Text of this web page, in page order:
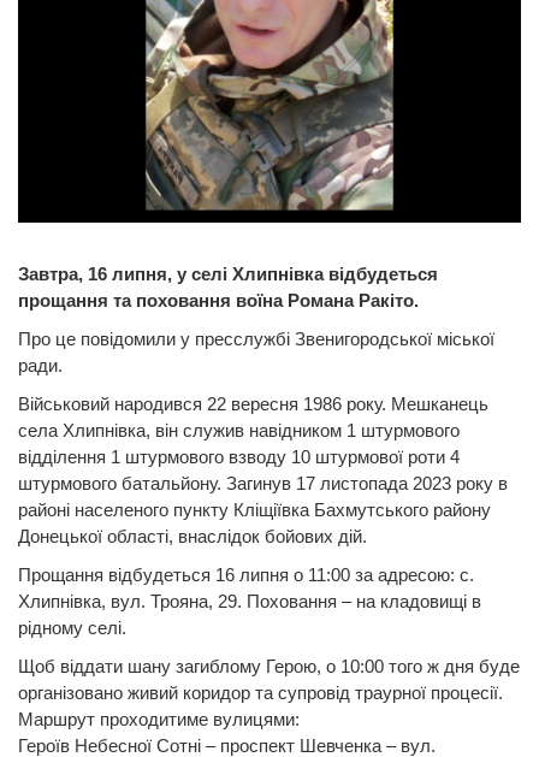
Завтра, 16 липня, у селі Хлипнівка відбудеться
прощання та поховання воїна Романа Ракіто.
Про це повідомили у пресслужбі Звенигородської міської
ради.
Військовий народився 22 вересня 1986 року. Мешканець
села Хлипнівка, він служив навідником 1 штурмового
відділення 1 штурмового взводу 10 штурмової роти 4
штурмового батальйону. Загинув 17 листопада 2023 року в
районі населеного пункту Кліщіївка Бахмутського району
Донецької області, внаслідок бойових дій.
Прощання відбудеться 16 липня о 11:00 за адресою: с.
Хлипнівка, вул. Трояна, 29. Поховання – на кладовищі в
рідному селі.
Щоб віддати шану загиблому Герою, о 10:00 того ж дня буде
організовано живий коридор та супровід траурної процесії.
Маршрут проходитиме вулицями:
Героїв Небесної Сотні – проспект Шевченка – вул.